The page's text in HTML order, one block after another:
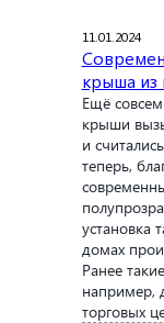
11.01.2024
крыша из
Ещё
крыши
и
теперь,
установка
домах
Ранее
например,
торговых